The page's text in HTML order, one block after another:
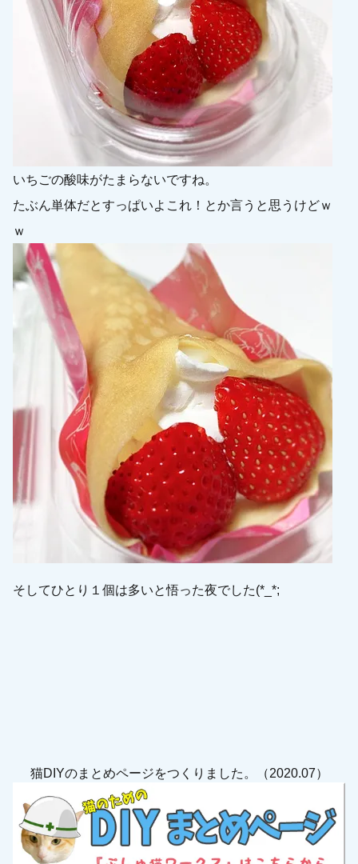
いちごの酸味がたまらないですね。
たぶん単体だとすっぱいよこれ！とか言うと思うけどｗ
ｗ
そしてひとり１個は多いと悟った夜でした(*_*;
猫DIYのまとめページをつくりました。（2020.07）